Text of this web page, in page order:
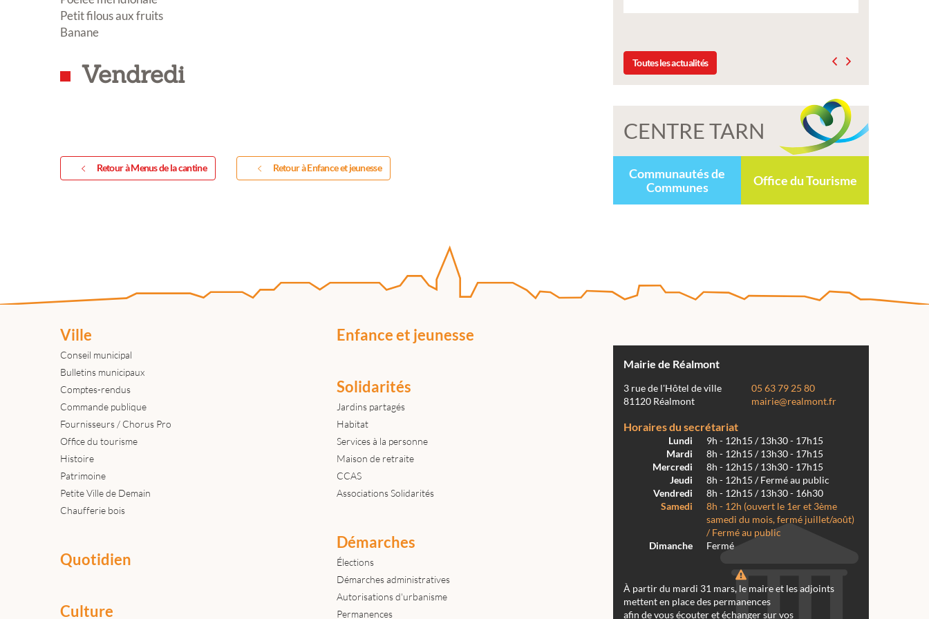
Petit filous aux fruits
Banane
Vendredi
Retour à Menus de la cantine Retour à Enfance et jeunesse
Toutes les actualités
CENTRE TARN
Communautés de
Communes
Office du Tourisme
Ville
Conseil municipal
Bulletins municipaux
Comptes-rendus
Commande publique
Fournisseurs / Chorus Pro
Office du tourisme
Histoire
Patrimoine
Petite Ville de Demain
Chaufferie bois
Quotidien
Culture
Enfance et jeunesse
Solidarités
Jardins partagés
Habitat
Services à la personne
Maison de retraite
CCAS
Associations Solidarités
Démarches
Élections
Démarches administratives
Autorisations d'urbanisme
Permanences
Mairie de Réalmont
3 rue de l'Hôtel de ville
81120 Réalmont
05 63 79 25 80
mairie@realmont.fr
Horaires du secrétariat
Lundi
9h - 12h15 / 13h30 - 17h15
Mardi
8h - 12h15 / 13h30 - 17h15
Mercredi
8h - 12h15 / 13h30 - 17h15
Jeudi
8h - 12h15 / Fermé au public
Vendredi
8h - 12h15 / 13h30 - 16h30
Samedi
8h - 12h (ouvert le 1er et 3ème
samedi du mois, fermé juillet/août)
/ Fermé au public
Dimanche
Fermé
À partir du mardi 31 mars, le maire et les adjoints
mettent en place des permanences
afin de vous écouter et échanger sur vos